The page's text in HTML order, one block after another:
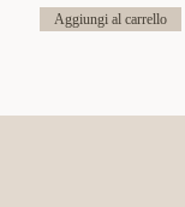
Aggiungi al carrello